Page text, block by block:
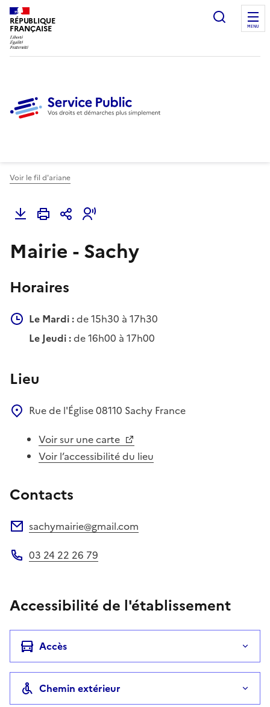
RÉPUBLIQUE
FRANÇAISE
Ouvrir
MENU
Voir le fil d'ariane
Mairie - Sachy
Horaires
Le Mardi :de 15h30 à 17h30
Le Jeudi :de 16h00 à 17h00
Lieu
Rue de l'Église08110 Sachy France
Voir sur une carte
Voir l’accessibilité du lieu
Contacts
sachymairie@gmail.com
03 24 22 26 79
Accessibilité de l'établissement
Accès
Chemin extérieur